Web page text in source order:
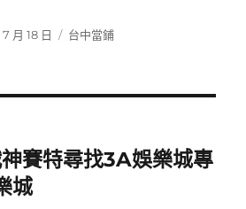
月 18 日
分
台中當鋪
賽特尋找3A娛樂城專
城